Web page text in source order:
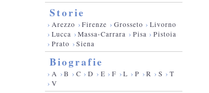
Storie
› Arezzo ›Firenze › Grosseto › Livorno
› Lucca ›Massa-Carrara › Pisa › Pistoia
› Prato ›Siena
Biografie
› A ›B › C › D › E › F ›L › P ›R › S › T
› V